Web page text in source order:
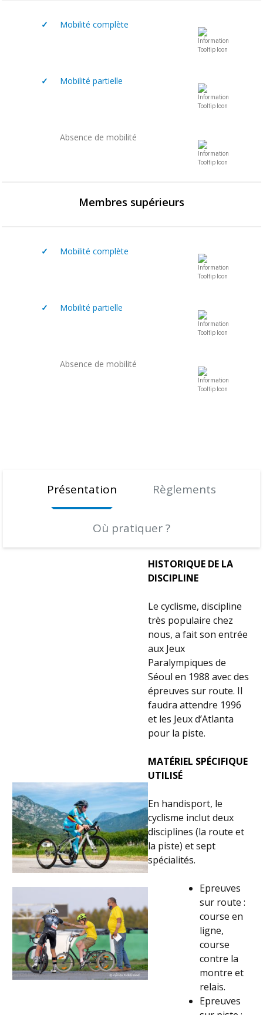
✓ Mobilité complète
✓ Mobilité partielle
Absence de mobilité
Membres supérieurs
✓ Mobilité complète
✓ Mobilité partielle
Absence de mobilité
Présentation Règlements
Où pratiquer ?
HISTORIQUE DE LA
DISCIPLINE
Le cyclisme, discipline
très populaire chez
nous, a fait son entrée
aux Jeux
Paralympiques de
Séoul en 1988 avec des
épreuves sur route. Il
faudra attendre 1996
et les Jeux d’Atlanta
pour la piste.
MATÉRIEL SPÉCIFIQUE
UTILISÉ
En handisport, le
cyclisme inclut deux
disciplines (la route et
la piste) et sept
spécialités.
Epreuves
sur route :
course en
ligne,
course
contre la
montre et
relais.
Epreuves